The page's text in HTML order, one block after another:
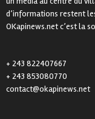
d’informations restent
OKapinews.net c’est la
+ 243 822407667
+ 243 853080770
contact@okapinews.net